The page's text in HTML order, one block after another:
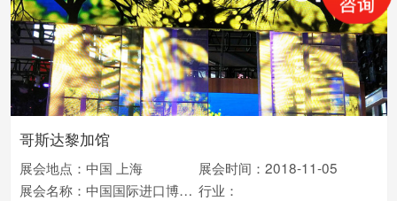
哥斯达黎加馆
展会地点：中国 上海
展会时间：2018-11-05
展会名称：中国国际进口博览会 行业：
Intel 2018 CES
展会地点：中国 上海
展会时间：2018-6-15
展会名称：2018 CES
行业：